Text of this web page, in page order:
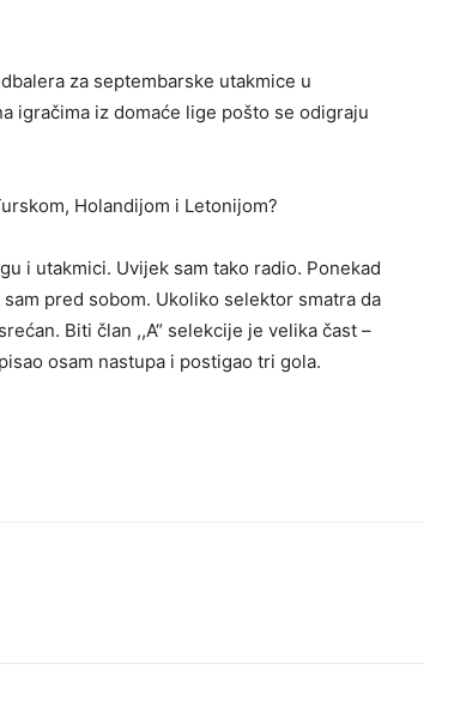
za septembarske utakmice u
igračima iz domaće lige pošto se odigraju
Holandijom i Letonijom?
i utakmici. Uvijek sam tako radio. Ponekad
pred sobom. Ukoliko selektor smatra da
Biti član ,,A“ selekcije je velika čast –
osam nastupa i postigao tri gola.